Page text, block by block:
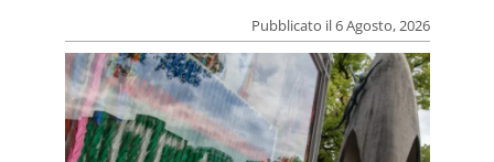
Pubblicato il 6 Agosto, 2026